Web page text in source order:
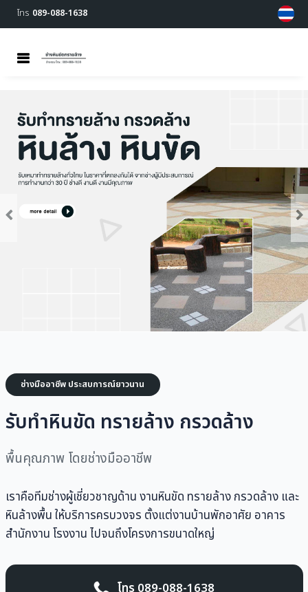
โทร 089-088-1638
MENU
ช่างมืออาชีพ ประสบการณ์ยาวนาน
รับทำหินขัด ทรายล้าง กรวดล้าง
พื้นคุณภาพ โดยช่างมืออาชีพ
เราคือทีมช่างผู้เชี่ยวชาญด้าน งานหินขัด ทรายล้าง กรวดล้าง และ
หินล้างพื้น ให้บริการครบวงจร ตั้งแต่งานบ้านพักอาศัย อาคาร
สำนักงาน โรงงาน ไปจนถึงโครงการขนาดใหญ่